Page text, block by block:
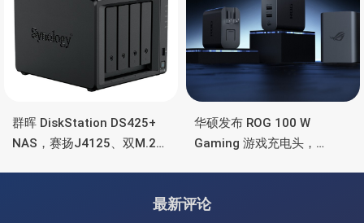
群晖 DiskStation DS425+
NAS，赛扬J4125、双M.2
华硕发布 ROG 100 W
Gaming 游戏充电头，
最新评论